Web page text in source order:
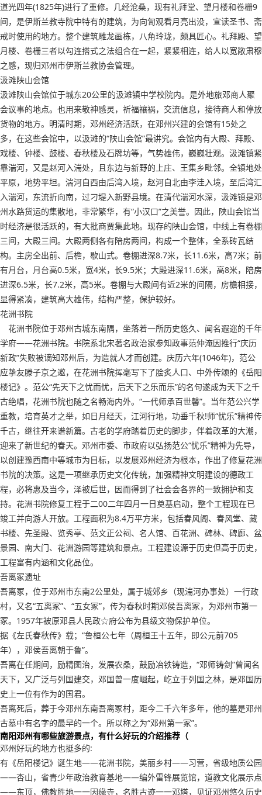
道光四年(1825年)进行了重修。几经沧桑，现有礼拜堂、望月楼和卷栅9
间，是伊斯兰教寺院中特有的建筑，为向訇观看月亮出没，宣读圣书、斋
戒时使用的地方。整个建筑雕龙画栋，八角玲珑，颇具匠心。礼拜殿、望
月楼、卷栅三者以勾连搭式之法组合在一起，紧紧相连，给人以宽敞肃穆
之感，现归邓州市伊斯兰教协会管理。
汲滩陕山会馆
汲滩陕山会馆位于城东20公里的汲滩镇中学校院内。是外地旅邓商人聚
会议事的地点。也用来敬神感灵，祈福禳祸，交流信息，接待商人和停放
货物的地方。明清时期，邓州经济活跃，在邓州兴建的会馆有15处之
多，在这些会馆中，以汲滩的“陕山会馆”最讲究。会馆内有大殿、拜殿、
戏楼、钟楼、鼓楼、春秋楼及石牌坊等，气势雄伟，巍巍壮观。汲滩镇紧
靠湍河，又是赵河入湍处，且东边与新野的上庄、王集乡毗邻。全镇地处
平原，地势平坦。湍河自西由后湾入境，赵河自北由李洼入境，至后湾汇
入湍河，东流折向南，过刁堤入新野县境。在清代湍河水深，汲滩镇是邓
州水路货运的集散地，非常繁华，有“小汉口”之美誉。因此，陕山会馆当
时经济是很活跃的，有大批商贾集此地。现存的陕山会馆，中线上有卷棚
三间，大殿三间。大殿两侧各有陪房两间，构成一个整体，全系砖瓦结
构。主房全出前、后檐，歇山式。卷棚进深8.7米，长11.6米，高7米；前
有月台，月台高0.5米，宽4米，长9.5米；大殿进深11.6米，高8米，陪房
进深6.5米，长7.2米，高5米。卷棚与大殿间有近2米的间隔，房檐相接，
显得紧凑，建筑高大雄伟，结构严整，保护较好。
花洲书院
花洲书院位于邓州古城东南隅，坐落着一所历史悠久、闻名遐迩的千年
学府——花洲书院。书院系北宋著名政治家参知政事范仲淹因推行“庆历
新政”失败被谪知邓州后，为造就人才而创建。庆历六年(1046年)，范公
应挚友滕子京之邀，在花洲书院挥毫写下了脍炙人口、中外传颂的《岳阳
楼记》。范公“先天下之忧而忧，后天下之乐而乐”的名句遂成为天下之千
古绝唱，花洲书院也随之名畅海内外。“一代师承百世馨”。当年范公兴学
重教，培育英才之举，如日月经天，江河行地，功垂千秋!师“忧乐”精神传
千古，继往开来谱新篇。古老的学府踏着历史的脚步，伴着改革的大潮，
迎来了新世纪的春天。邓州市委、市政府以弘扬范公“忧乐”精神为先导，
以创建豫西南中等城市为目标，以发展邓州经济为根本，作出了修复花洲
书院的决策。这是一项继承历史文化传统，加强精神文明建设的德政工
程，必将惠及当今，泽被后世，因而得到了社会会各界的一致拥护和支
持。花洲书院修复工程于二00二年四月一日奠基启动，整个工程现在已
竣工并向游人开放。工程面积为8.4万平方米，包括春风阁、春风堂、藏
书楼、先圣殿、览秀亭、范文正公祠、名人馆、百花洲、碑林、碑廊、盆
景园、南大门、花洲游园等建筑和景点。工程建设源于历史但高于历史，
工程富有内涵和文化品位。
吾离冢遗址
吾离冢，位于邓州市东南2公里处，属于城郊乡（现湍河办事处）一行政
村，又名“五离冢”、“五女冢”，传为春秋时期邓侯吾离冢，为邓州市第一
冢。1957年被原邓县人民政☆府公布为县级文物保护单位。
据《左氏春秋传》载；“鲁桓公七年（周桓王十五年，即公元前705
年），邓侯吾离朝于鲁”。
吾离在任期间，励精图治，发展农桑，鼓励冶铁铸造，“邓师铸剑”曾闻名
天下，又广泛与列国建交，邓国曾一度崛起，屹立于列国之林，是邓国历
史上一位有作为的国君。
吾离死后，葬于今邓州东南吾离冢村，距今二千六年多年，他的墓是邓州
古墓中有名字的最早的一个。所以称之为“邓州第一冢”。
南阳邓州有哪些旅游景点，有什么好玩的介绍推荐（
邓州好玩的地方也挺多的:
有《岳阳楼记》诞生地——花洲书院，美丽乡村——习营，省级地质公园
——杏山，省青少年政治教育基地——编外雷锋展览馆，道教文化展示点
——东顶，佛教胜地一一因缘寺，名胜古迹一一邓塔，见证邓州悠久历史